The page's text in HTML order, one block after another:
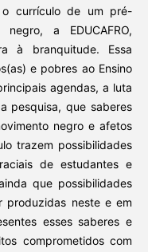
currículo de um pré-
a EDUCAFRO,
à branquitude. Essa
e pobres ao Ensino
agendas, a luta
pesquisa, que saberes
negro e afetos
trazem possibilidades
de estudantes e
que possibilidades
produzidas neste e em
esses saberes e
comprometidos com